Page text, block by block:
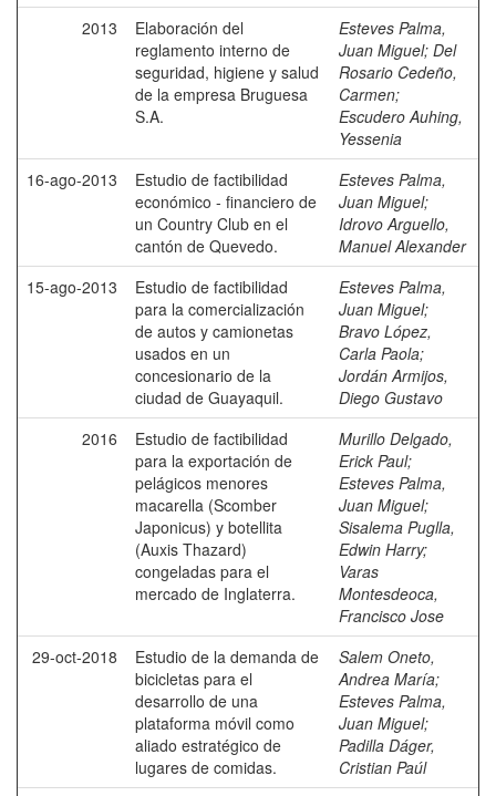
2013
Elaboración del
reglamento interno de
seguridad, higiene y salud
de la empresa Bruguesa
S.A.
Esteves Palma,
Juan Miguel; Del
Rosario Cedeño,
Carmen;
Escudero Auhing,
Yessenia
16-ago-2013
Estudio de factibilidad
económico - financiero de
un Country Club en el
cantón de Quevedo.
Esteves Palma,
Juan Miguel;
Idrovo Arguello,
Manuel Alexander
15-ago-2013
Estudio de factibilidad
para la comercialización
de autos y camionetas
usados en un
concesionario de la
ciudad de Guayaquil.
Esteves Palma,
Juan Miguel;
Bravo López,
Carla Paola;
Jordán Armijos,
Diego Gustavo
2016
Estudio de factibilidad
para la exportación de
pelágicos menores
macarella (Scomber
Japonicus) y botellita
(Auxis Thazard)
congeladas para el
mercado de Inglaterra.
Murillo Delgado,
Erick Paul;
Esteves Palma,
Juan Miguel;
Sisalema Puglla,
Edwin Harry;
Varas
Montesdeoca,
Francisco Jose
29-oct-2018
Estudio de la demanda de
bicicletas para el
desarrollo de una
plataforma móvil como
aliado estratégico de
lugares de comidas.
Salem Oneto,
Andrea María;
Esteves Palma,
Juan Miguel;
Padilla Dáger,
Cristian Paúl